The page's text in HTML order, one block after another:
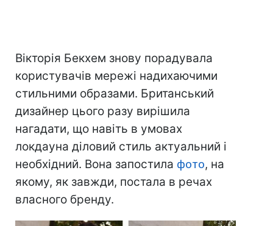
Вікторія Бекхем знову порадувала
користувачів мережі надихаючими
стильними образами. Британський
дизайнер цього разу вирішила
нагадати, що навіть в умовах
локдауна діловий стиль актуальний і
необхідний. Вона запостила фото, на
якому, як завжди, постала в речах
власного бренду.